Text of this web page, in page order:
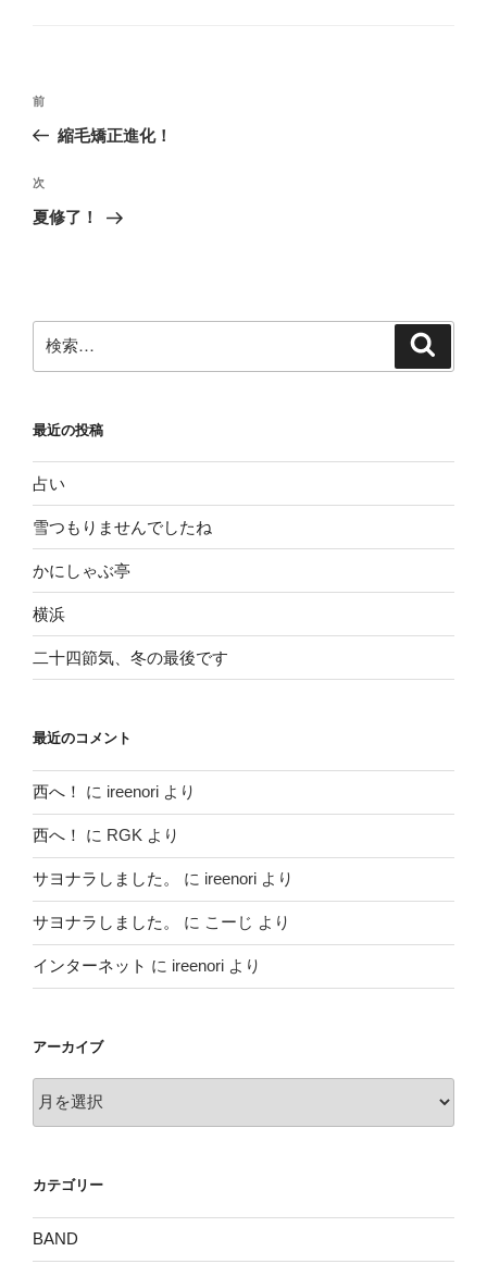
投
ビ
ゲ
ン
前
の
稿
前
縮毛矯正進化！
次
の
次
夏修了！
索:
最近の投稿
占い
雪つもりませんでしたね
かにしゃぶ亭
横浜
二十四節気、冬の最後です
最近のコメント
西へ！ に ireenori より
西へ！ に RGK より
サヨナラしました。 に ireenori より
サヨナラしました。 に こーじ より
インターネット に ireenori より
アーカイブ
ー
ブ
カテゴリー
BAND